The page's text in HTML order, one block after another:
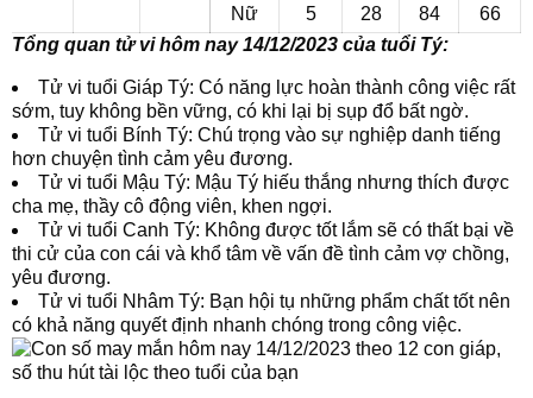
Nữ 5 28 84
66
Tổng quan tử vi hôm nay 14/12/2023 của tuổi Tý:
Tử vi tuổi Giáp Tý: Có năng lực hoàn thành công việc rất
sớm, tuy không bền vững, có khi lại bị sụp đổ bất ngờ.
Tử vi tuổi Bính Tý: Chú trọng vào sự nghiệp danh tiếng
hơn chuyện tình cảm yêu đương.
Tử vi tuổi Mậu Tý: Mậu Tý hiếu thắng nhưng thích được
cha mẹ, thầy cô động viên, khen ngợi.
Tử vi tuổi Canh Tý: Không được tốt lắm sẽ có thất bại về
thi cử của con cái và khổ tâm về vấn đề tình cảm vợ chồng,
yêu đương.
Tử vi tuổi Nhâm Tý: Bạn hội tụ những phẩm chất tốt nên
có khả năng quyết định nhanh chóng trong công việc.